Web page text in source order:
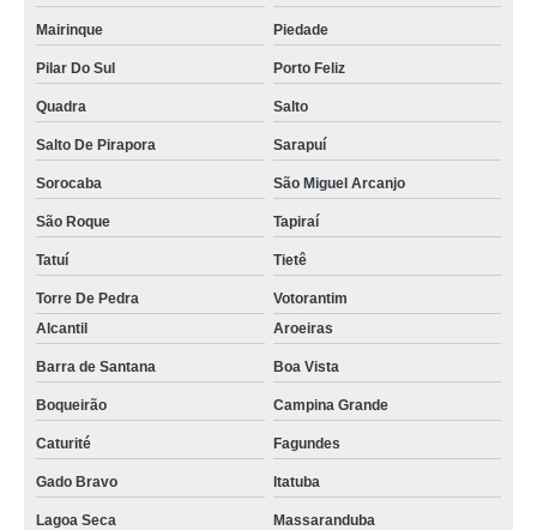
Mairinque Piedade
Pilar Do Sul Porto Feliz
Quadra Salto
Salto De Pirapora Sarapuí
Sorocaba São Miguel Arcanjo
São Roque Tapiraí
Tatuí Tietê
Torre De Pedra
Votorantim
Alcantil
Aroeiras
Barra de Santana Boa Vista
Boqueirão Campina Grande
Caturité Fagundes
Gado Bravo Itatuba
Lagoa Seca Massaranduba